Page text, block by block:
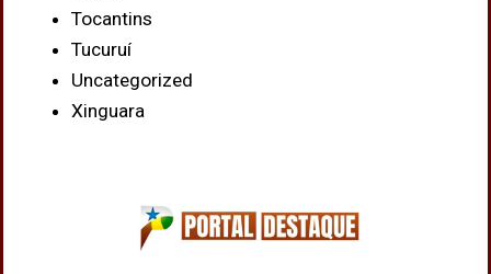
Tocantins
Tucuruí
Uncategorized
Xinguara